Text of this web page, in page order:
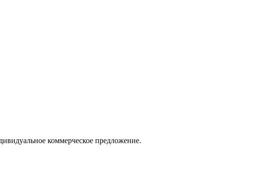
коммерческое предложение.